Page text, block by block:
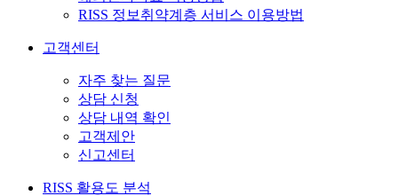
RISS 정보취약계층 서비스 이용방법
고객센터
자주 찾는 질문
상담 신청
상담 내역 확인
고객제안
신고센터
RISS 활용도 분석